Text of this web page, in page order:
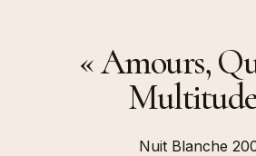
« Amours,
Nuit Blanche